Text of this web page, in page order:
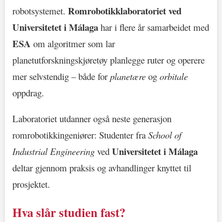
robotsystemet. Romrobotikklaboratoriet ved
Universitetet i Málaga har i flere år samarbeidet med
ESA om algoritmer som lar
planetutforskningskjøretøy planlegge ruter og operere
mer selvstendig – både forplanetære og orbitale
oppdrag.
Laboratoriet utdanner også neste generasjon
romrobotikkingeniører: Studenter fraSchool of
Industrial Engineering ved Universitetet i Málaga
deltar gjennom praksis og avhandlinger knyttet til
prosjektet.
Hva slår studien fast?